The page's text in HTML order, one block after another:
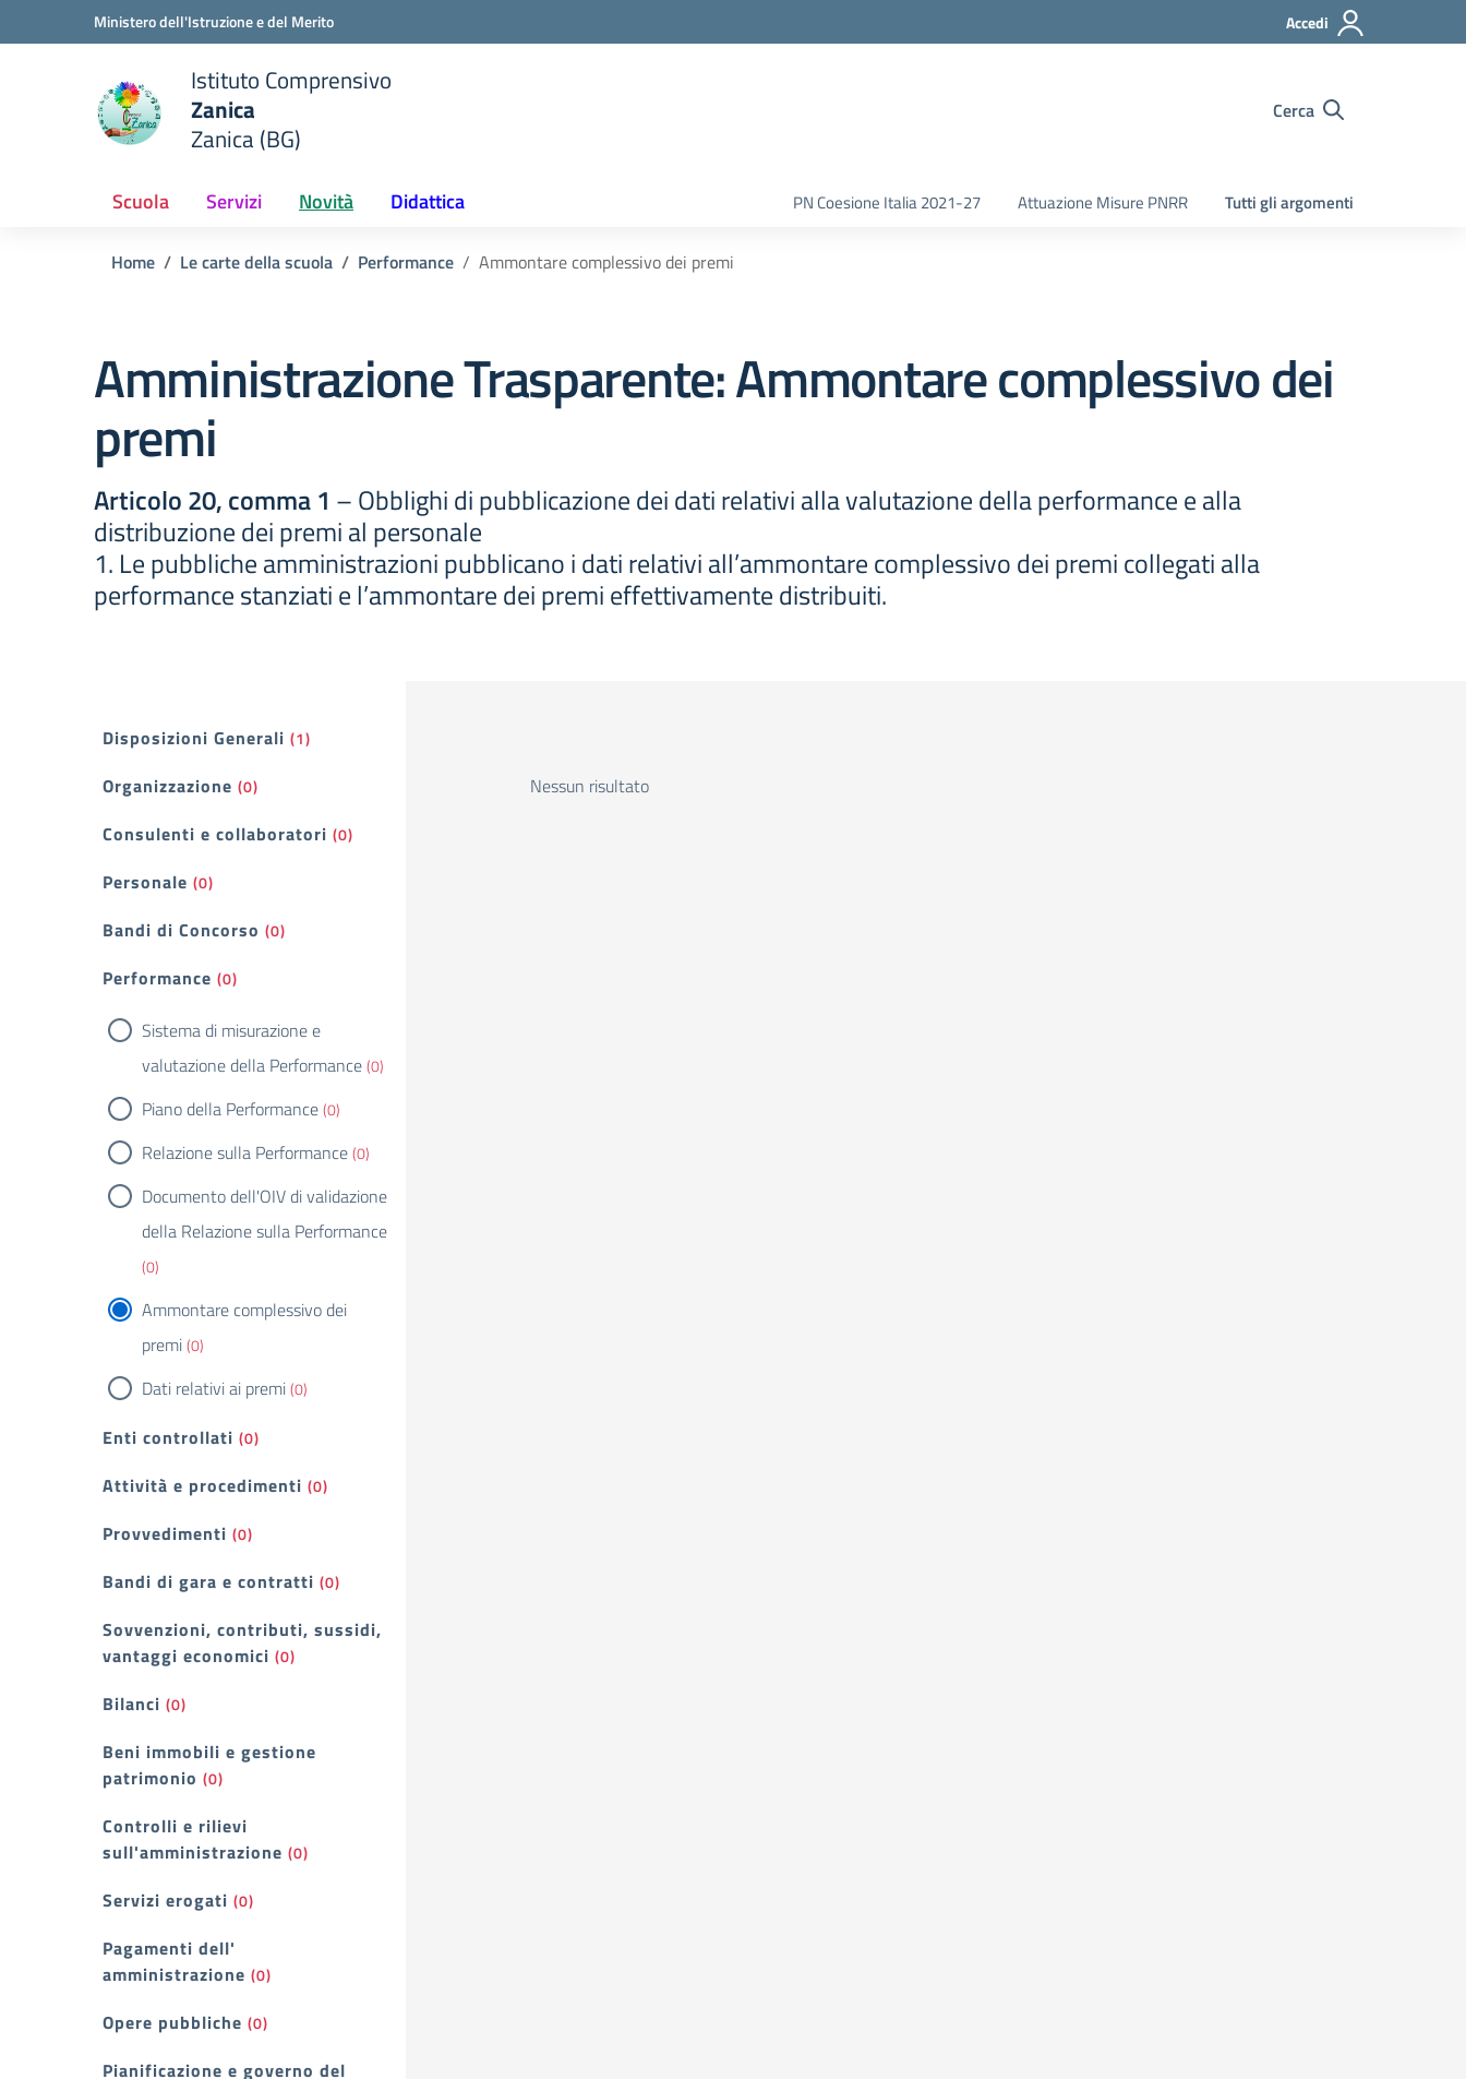
Vai ai contenuti
Vai al menu di navigazioneMinistero dell'Istruzione e del Merito Accedi
scuola
Istituto Comprensivo
Zanica
Zanica (BG)
Cerca
Scuola Servizi Novità Didattica PN Coesione Italia 2021-27 Attuazione Misure PNRR Tutti gli argomenti
Home Le carte della scuola Performance Ammontare complessivo dei premi
Amministrazione Trasparente:Ammontare complessivo dei
premi
Articolo 20, comma 1 – Obblighi di pubblicazione dei dati relativi alla valutazione della performance e alla
distribuzione dei premi al personale
1. Le pubbliche amministrazioni pubblicano i dati relativi all’ammontare complessivo dei premi collegati alla
performance stanziati e l’ammontare dei premi effettivamente distribuiti.
Filtri
Disposizioni Generali (1)
Organizzazione (0)
Consulenti e collaboratori (0)
Personale (0)
Bandi di Concorso (0)
Performance (0)
Sistema di misurazione e
valutazione della Performance(0)
Piano della Performance(0)
Relazione sulla Performance(0)
Documento dell'OIV di validazione
della Relazione sulla Performance
(0)
Ammontare complessivo dei
premi(0)
Dati relativi ai premi(0)
Enti controllati (0)
Attività e procedimenti (0)
Provvedimenti (0)
Bandi di gara e contratti (0)
Sovvenzioni, contributi, sussidi,
vantaggi economici (0)
Bilanci (0)
Beni immobili e gestione
patrimonio (0)
Controlli e rilievi
sull'amministrazione (0)
Servizi erogati (0)
Pagamenti dell'
amministrazione (0)
Opere pubbliche (0)
Pianificazione e governo del
Nessun risultato